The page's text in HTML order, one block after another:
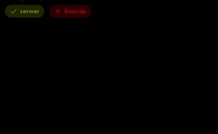
serwer Konsole